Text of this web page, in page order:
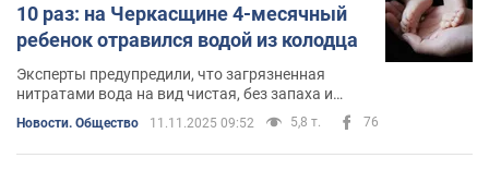
10 раз: на Черкасщине 4-месячный
ребенок отравился водой из колодца
Эксперты предупредили, что загрязненная
нитратами вода на вид чистая, без запаха и
Новости. Общество 11.11.2025 09:52 5,8 т. 76